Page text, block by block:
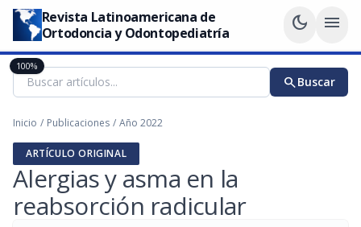
Revista Latinoamericana de
Ortodoncia y Odontopediatría
dark_mode menu
searchBuscar
Inicio / Publicaciones / Año 2022
ARTÍCULO ORIGINAL
Alergias y asma en la
reabsorción radicular
100%